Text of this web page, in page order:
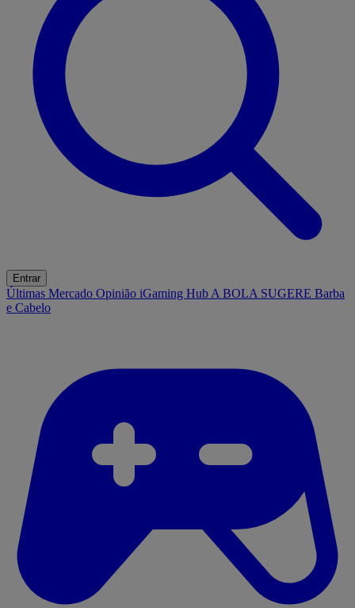
Entrar
Últimas Mercado Opinião iGaming Hub A BOLA SUGERE Barba
e Cabelo